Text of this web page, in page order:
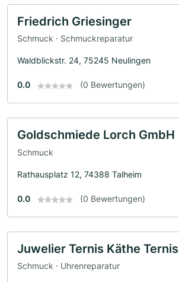
Friedrich Griesinger
Schmuck · Schmuckreparatur
Waldblickstr. 24, 75245 Neulingen
0.0 (0 Bewertungen)
Goldschmiede Lorch GmbH
Schmuck
Rathausplatz 12, 74388 Talheim
0.0 (0 Bewertungen)
Juwelier Ternis Käthe Ternis
Schmuck · Uhrenreparatur